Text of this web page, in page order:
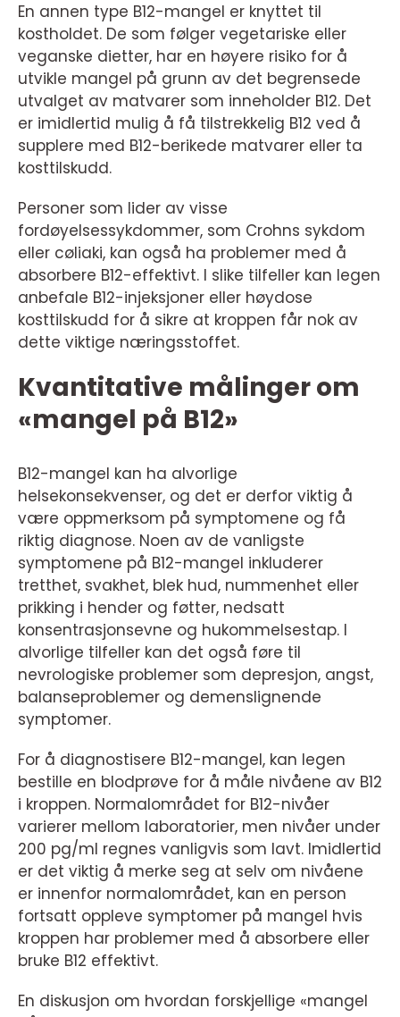
En annen type B12-mangel er knyttet til
kostholdet. De som følger vegetariske eller
veganske dietter, har en høyere risiko for å
utvikle mangel på grunn av det begrensede
utvalget av matvarer som inneholder B12. Det
er imidlertid mulig å få tilstrekkelig B12 ved å
supplere med B12-berikede matvarer eller ta
kosttilskudd.
Personer som lider av visse
fordøyelsessykdommer, som Crohns sykdom
eller cøliaki, kan også ha problemer med å
absorbere B12-effektivt. I slike tilfeller kan legen
anbefale B12-injeksjoner eller høydose
kosttilskudd for å sikre at kroppen får nok av
dette viktige næringsstoffet.
Kvantitative målinger om
«mangel på B12»
B12-mangel kan ha alvorlige
helsekonsekvenser, og det er derfor viktig å
være oppmerksom på symptomene og få
riktig diagnose. Noen av de vanligste
symptomene på B12-mangel inkluderer
tretthet, svakhet, blek hud, nummenhet eller
prikking i hender og føtter, nedsatt
konsentrasjonsevne og hukommelsestap. I
alvorlige tilfeller kan det også føre til
nevrologiske problemer som depresjon, angst,
balanseproblemer og demenslignende
symptomer.
For å diagnostisere B12-mangel, kan legen
bestille en blodprøve for å måle nivåene av B12
i kroppen. Normalområdet for B12-nivåer
varierer mellom laboratorier, men nivåer under
200 pg/ml regnes vanligvis som lavt. Imidlertid
er det viktig å merke seg at selv om nivåene
er innenfor normalområdet, kan en person
fortsatt oppleve symptomer på mangel hvis
kroppen har problemer med å absorbere eller
bruke B12 effektivt.
En diskusjon om hvordan forskjellige «mangel